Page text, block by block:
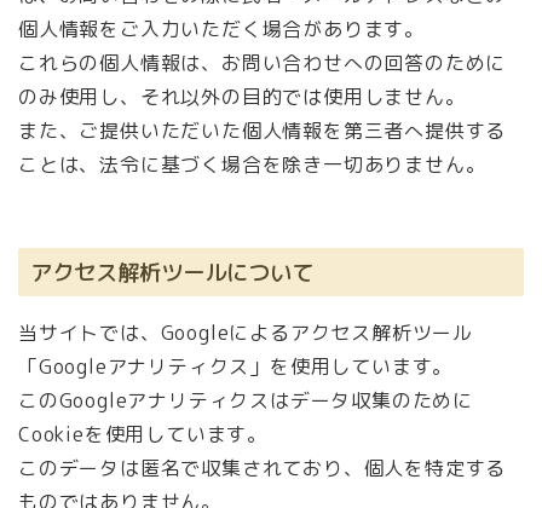
個人情報をご入力いただく場合があります。
これらの個人情報は、お問い合わせへの回答のために
のみ使用し、それ以外の目的では使用しません。
また、ご提供いただいた個人情報を第三者へ提供する
ことは、法令に基づく場合を除き一切ありません。
アクセス解析ツールについて
当サイトでは、Googleによるアクセス解析ツール
「Googleアナリティクス」を使用しています。
このGoogleアナリティクスはデータ収集のために
Cookieを使用しています。
このデータは匿名で収集されており、個人を特定する
ものではありません。